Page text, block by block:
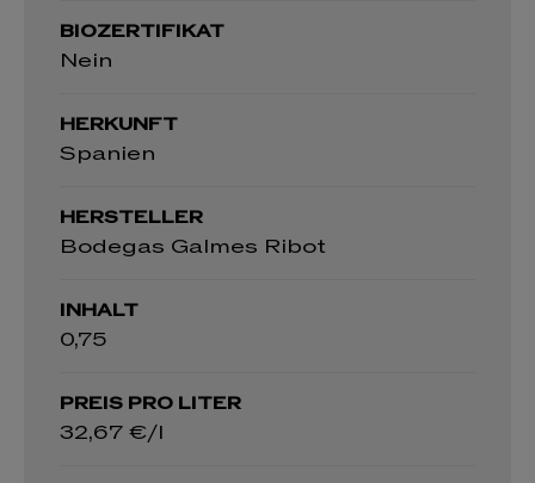
BIOZERTIFIKAT
Nein
HERKUNFT
Spanien
HERSTELLER
Bodegas Galmes Ribot
INHALT
0,75
PREIS PRO LITER
32,67 €/l